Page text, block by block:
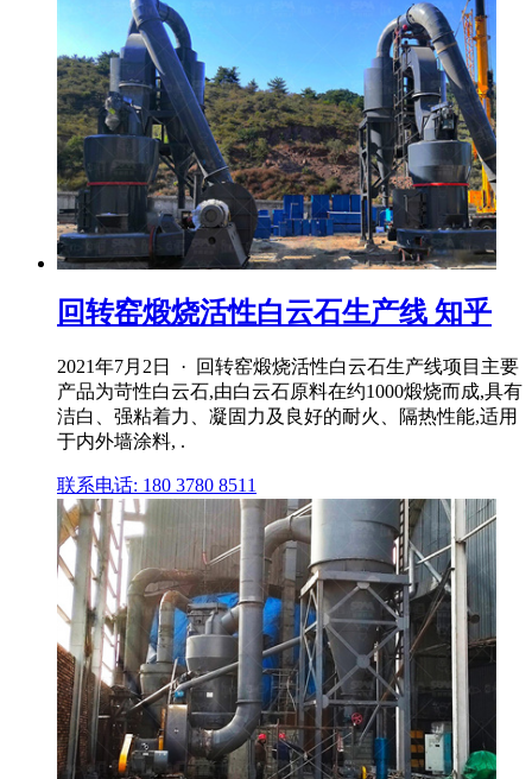
回转窑煅烧活性白云石生产线 知乎
2021年7月2日 · 回转窑煅烧活性白云石生产线项目主要
产品为苛性白云石,由白云石原料在约1000煅烧而成,具有
洁白、强粘着力、凝固力及良好的耐火、隔热性能,适用
于内外墙涂料, .
联系电话: 180 3780 8511